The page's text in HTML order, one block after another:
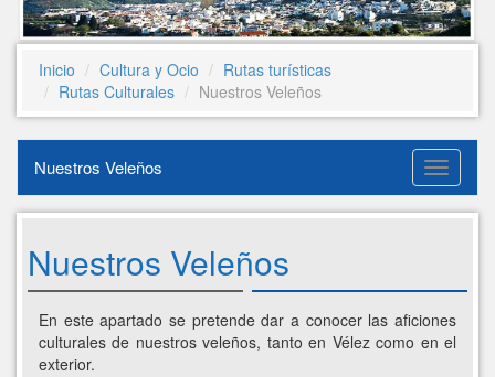
Inicio Cultura y Ocio
Rutas turísticas
Rutas Culturales
Nuestros Veleños
Veleños
Nuestros Veleños
Nuestros Veleños
En este apartado se pretende dar a conocer las aficiones
culturales de nuestros veleños, tanto en Vélez como en el
exterior.